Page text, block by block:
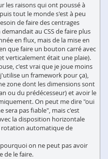
les raisons qui ont poussé à
tout le monde s'est à peu
de faire des centrages
au CSS de faire plus
en flux, mais de la mise en
que faire un bouton carré avec
verticalement était une plaie).
c'est vrai que je joue moins
un framework pour ça),
zone dont les dimensions sont
ou du prédécesseur) et avoir le
On peut me dire "oui
sera pas fiable", mais c'est
la disposition horizontale
automatique de
on ne peut pas avoir
de le faire.